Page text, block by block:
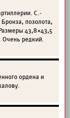
С.-
позолота,
43,8×43,5
Очень редкий.
ордена и